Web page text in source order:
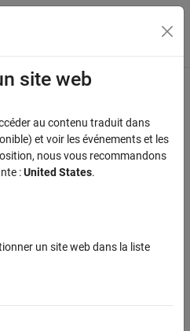
l'affichage du menu
was this information?
site web
au contenu traduit dans
et voir les événements et les
nous vous recommandons
:United States.
un site web dans la liste